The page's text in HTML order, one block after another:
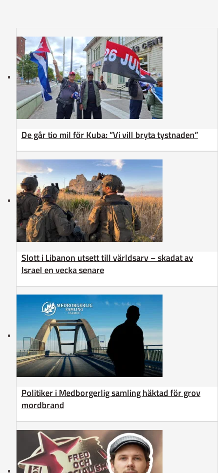
De går tio mil för Kuba: ”Vi vill bryta tystnaden”
Slott i Libanon utsett till världsarv – skadat av
Israel en vecka senare
Politiker i Medborgerlig samling häktad för grov
mordbrand